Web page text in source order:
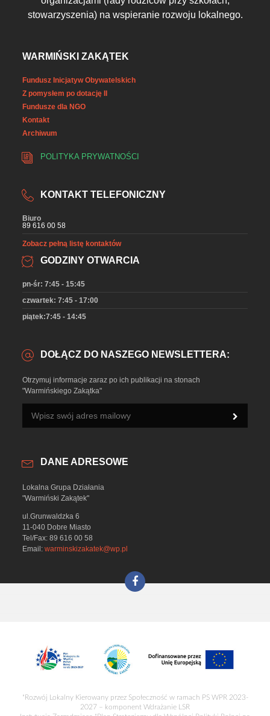
stowarzyszenia) na wspieranie rozwoju lokalnego.
WARMIŃSKI ZAKĄTEK
Fundusz Inicjatyw Obywatelskich
Z pomysłem po dotację II
Fundusze dla NGO
Kontakt
Archiwum
POLITYKA PRYWATNOŚCI
KONTAKT TELEFONICZNY
Biuro
89 616 00 58
Zobacz pełną listę kontaktów
GODZINY OTWARCIA
pn-śr: 7:45 - 15:45
czwartek: 7:45 - 17:00
piątek:7:45 - 14:45
DOŁĄCZ DO NASZEGO NEWSLETTERA:
Otrzymuj informacje zaraz po ich publikacji na stonach
"Warmińskiego Zakątka"
DANE ADRESOWE
Lokalna Grupa Działania
"Warmiński Zakątek"
ul.Grunwaldzka 6
11-040 Dobre Miasto
Tel/Fax: 89 616 00 58
Email:warminskizakatek@wp.pl
"Rozwój Lokalny Kierowany przez Społeczność w ramach PS WPR 2023-
2027 – komponent Wdrażanie LSR